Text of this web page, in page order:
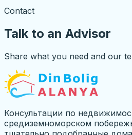
Contact
Talk to an Advisor
Share what you need and our
Консультации по
средиземноморском